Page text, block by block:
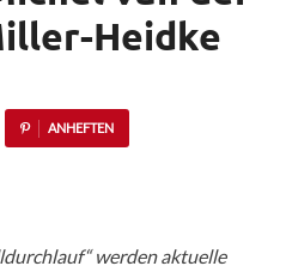
Heidke
ANHEFTEN
werden aktuelle